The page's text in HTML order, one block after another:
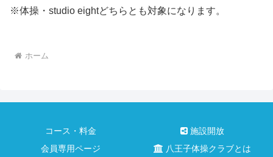
※体操・ studio eightどちらとも対象になります。
ホーム
コース・料金
施設開放
会員専用ページ
八王子体操クラブとは